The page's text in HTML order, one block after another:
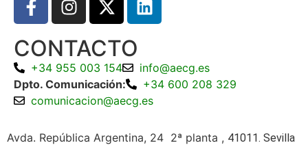
CONTACTO
+34 955 003 154
info@aecg.es
Dpto. Comunicación:
+34 600 208 329
comunicacion@aecg.es
Avda. República Argentina, 24 2ª planta , 41011. Sevilla